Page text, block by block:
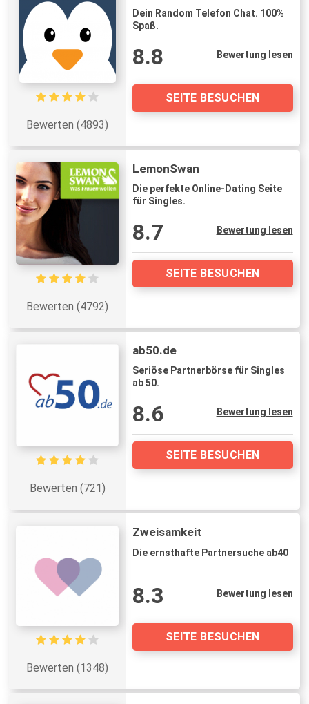
Bewerten (4893)
Dein Random Telefon Chat. 100%
Spaß.
8.8 Bewertung lesen
SEITE BESUCHEN
Bewerten (4792)
LemonSwan
Die perfekte Online-Dating Seite
für Singles.
8.7 Bewertung lesen
SEITE BESUCHEN
Bewerten (721)
ab50.de
Seriöse Partnerbörse für Singles
ab 50.
8.6 Bewertung lesen
SEITE BESUCHEN
Bewerten (1348)
Zweisamkeit
Die ernsthafte Partnersuche ab40
8.3 Bewertung lesen
SEITE BESUCHEN